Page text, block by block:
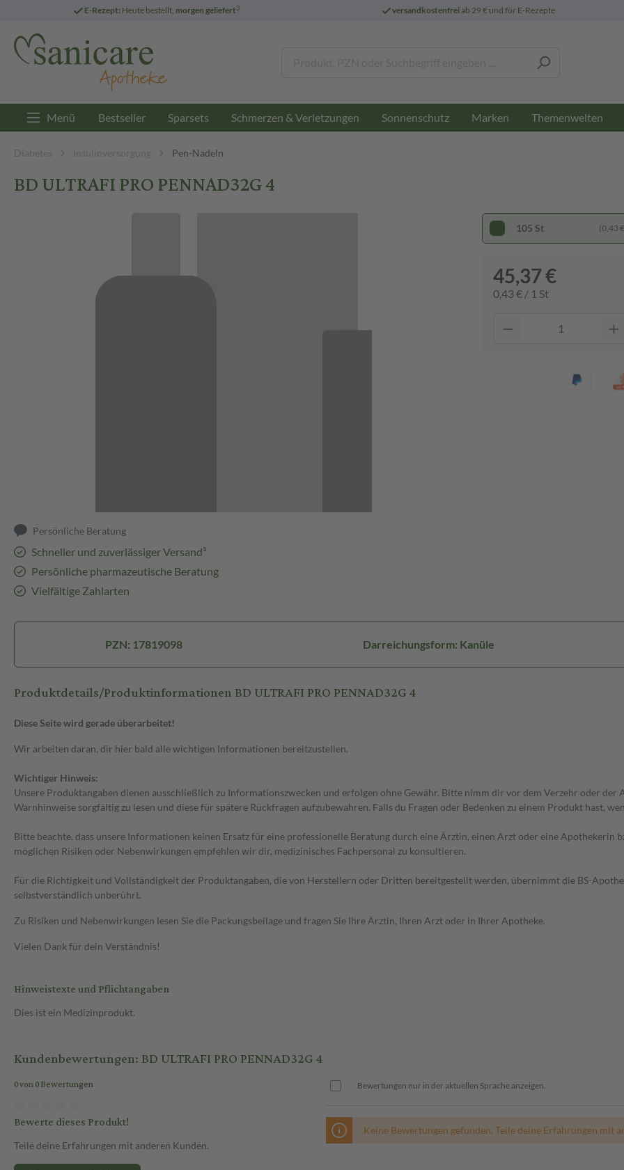
E-Rezept: Heute bestellt, morgen geliefert3 versandkostenfreiab 29 € und für E-Rezepte
Menü Bestseller Sparsets Schmerzen & Verletzungen Sonnenschutz Marken Themenwelten
Diabetes Insulinversorgung Pen-Nadeln
BD ULTRAFI PRO PENNAD32G 4
Persönliche Beratung
Schneller und zuverlässiger Versand³
Persönliche pharmazeutische Beratung
Vielfältige Zahlarten
105 St (0,43
45,37 €
0,43 € / 1 St
PZN: 17819098 Darreichungsform: Kanüle
Produktdetails/Produktinformationen BD ULTRAFI PRO PENNAD32G 4
Diese Seite wird gerade überarbeitet!
Wir arbeiten daran, dir hier bald alle wichtigen Informationen bereitzustellen.
Wichtiger Hinweis:
Unsere Produktangaben dienen ausschließlich zu Informationszwecken und erfolgen ohne Gewähr. Bitte nimm dir vor dem Verzehr oder
Warnhinweise sorgfältig zu lesen und diese für spätere Rückfragen aufzubewahren. Falls du Fragen oder Bedenken zu einem Produkt hast,
Bitte beachte, dass unsere Informationen keinen Ersatz für eine professionelle Beratung durch eine Ärztin, einen Arzt oder eine Apothekerin
möglichen Risiken oder Nebenwirkungen empfehlen wir dir, medizinisches Fachpersonal zu konsultieren.
Für die Richtigkeit und Vollständigkeit der Produktangaben, die von Herstellern oder Dritten bereitgestellt werden, übernimmt die BS-
selbstverständlich unberührt.
Zu Risiken und Nebenwirkungen lesen Sie die Packungsbeilage und fragen Sie Ihre Ärztin, Ihren Arzt oder in Ihrer Apotheke.
Vielen Dank für dein Verständnis!
Hinweistexte und Pflichtangaben
Dies ist ein Medizinprodukt.
Kundenbewertungen: BD ULTRAFI PRO PENNAD32G 4
0 von 0 Bewertungen
Bewerte dieses Produkt!
Teile deine Erfahrungen mit anderen Kunden.
Bewertungen nur in der aktuellen Sprache anzeigen.
Keine Bewertungen gefunden. Teile deine Erfahrungen mit